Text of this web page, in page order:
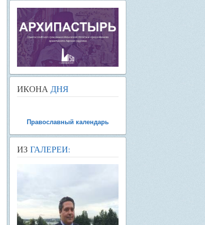
ИКОНА ДНЯ
Православный календарь
ИЗ ГАЛЕРЕИ: